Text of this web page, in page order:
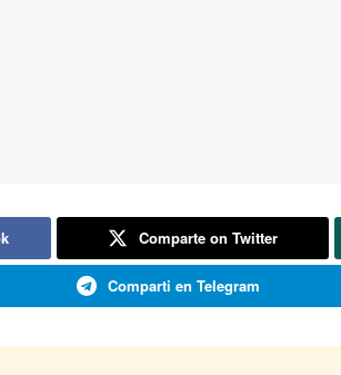
Comparte on Twitter
Comparti en Telegram